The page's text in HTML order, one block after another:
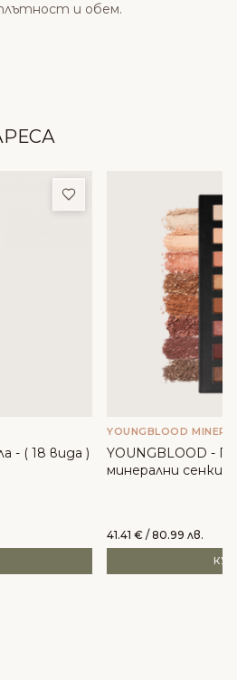
и обем.
Добави в любими
- ( 18 вида )
YOUNGBLOOD
YOUNGBLOOD -
минерални сенки -
41.41 € / 80.99 лв.